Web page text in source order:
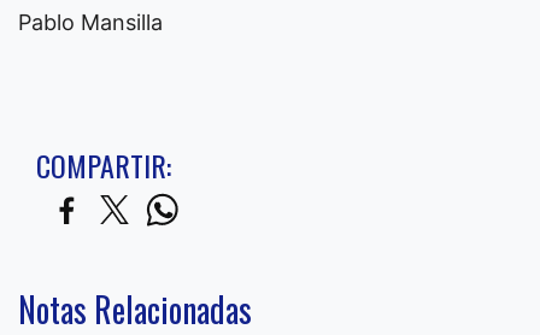
Pablo Mansilla
COMPARTIR:
Notas Relacionadas